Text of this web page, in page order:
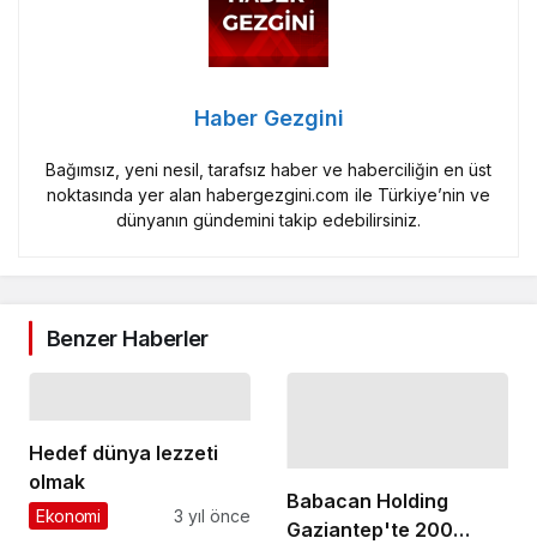
Haber Gezgini
Bağımsız, yeni nesil, tarafsız haber ve haberciliğin en üst
noktasında yer alan habergezgini.com ile Türkiye’nin ve
dünyanın gündemini takip edebilirsiniz.
Benzer Haberler
Hedef dünya lezzeti
olmak
Ekonomi 3 yıl önce
Babacan Holding
Gaziantep'te 200